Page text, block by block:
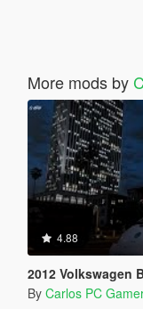
More mods by
4.88
2012 Volkswagen
By Carlos PC